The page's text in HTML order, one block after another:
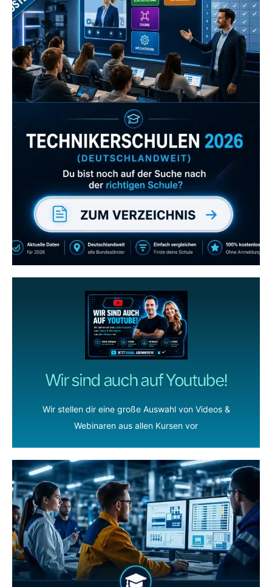
Zum Verzeichnis
Wir sind auch auf Youtube!
Wir stellen dir eine große Auswahl von Videos &
Webinaren aus allen Kursen vor
Abonniere uns auch
gerne
wenn dir unsere Videos gefallen!
ZUM YOUTUBE KANAL